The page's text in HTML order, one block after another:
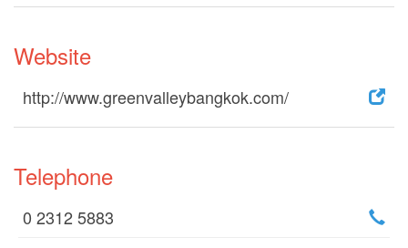
Website
http://www.greenvalleybangkok.com/
Telephone
0 2312 5883